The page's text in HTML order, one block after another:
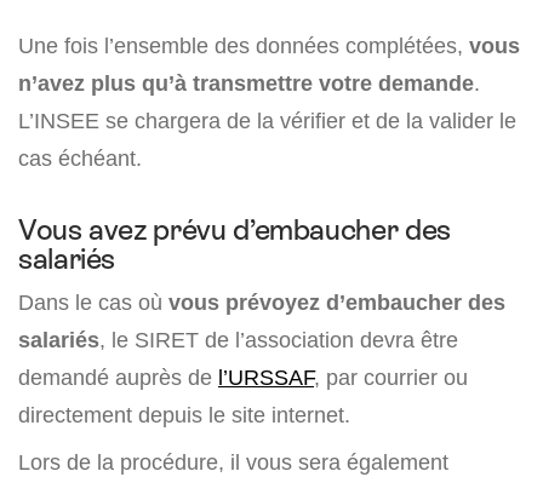
Une fois l’ensemble des données complétées, vous
n’avez plus qu’à transmettre votre demande.
L’INSEE se chargera de la vérifier et de la valider le
cas échéant.
Vous avez prévu d’embaucher des
salariés
Dans le cas où vous prévoyez d’embaucher des
salariés, le SIRET de l’association devra être
demandé auprès de l’URSSAF, par courrier ou
directement depuis le site internet.
Lors de la procédure, il vous sera également